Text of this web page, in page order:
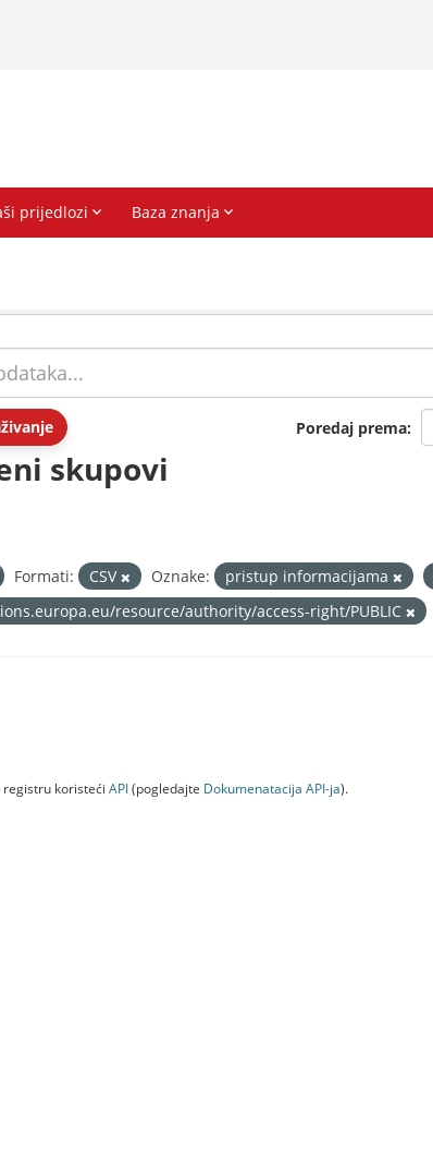
Poredaj prema
skupovi
Formati: CSV Oznake: pristup informacijama
resource/authority/access-right/PUBLIC
koristeći API(pogledajte Dokumenаtаcijа API-jа).